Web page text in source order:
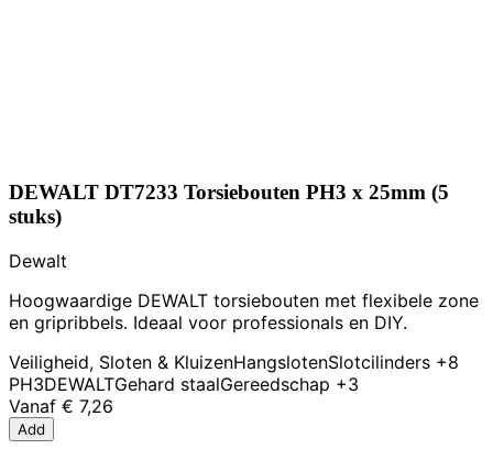
DEWALT DT7233 Torsiebouten PH3 x 25mm (5
stuks)
Dewalt
Hoogwaardige DEWALT torsiebouten met flexibele zone
en gripribbels. Ideaal voor professionals en DIY.
Veiligheid, Sloten & KluizenHangslotenSlotcilinders +8
PH3DEWALTGehard staalGereedschap +3
Vanaf € 7,26
Add